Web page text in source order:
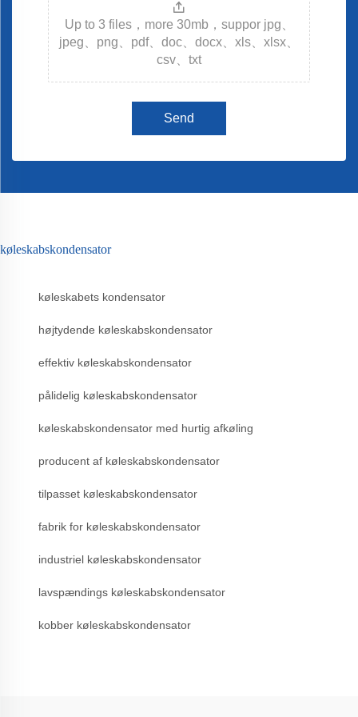
Up to 3 files，more 30mb，suppor jpg、
jpeg、png、pdf、doc、docx、xls、xlsx、
csv、txt
Send
køleskabskondensator
køleskabets kondensator
højtydende køleskabskondensator
effektiv køleskabskondensator
pålidelig køleskabskondensator
køleskabskondensator med hurtig afkøling
producent af køleskabskondensator
tilpasset køleskabskondensator
fabrik for køleskabskondensator
industriel køleskabskondensator
lavspændings køleskabskondensator
kobber køleskabskondensator